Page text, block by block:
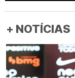
+ NOTÍCIAS